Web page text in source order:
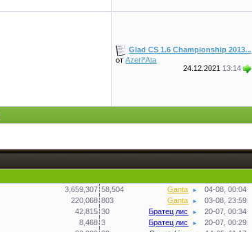
Glad CS 1.6 Championship 2013...
отAzeri*Ata
24.12.2021 13:14
3,659,307 58,504 Ganta ► 04-08, 00:04
220,068 803 Ganta ► 03-08, 23:59
42,815 30 Братец лис ► 20-07, 00:34
8,468 3 Братец лис ► 20-07, 00:29